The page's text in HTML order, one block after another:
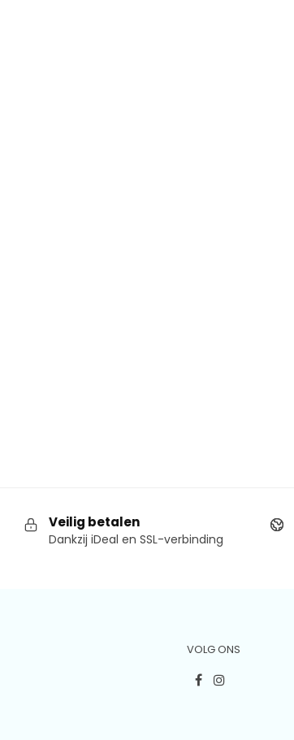
Veilig betalen
Dankzij iDeal en SSL-verbinding
VOLG ONS